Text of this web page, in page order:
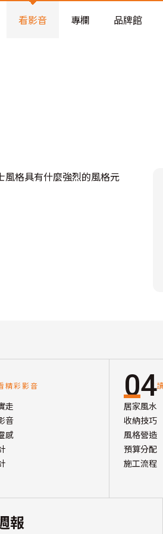
配與高 CP 值煥新術
看影音 專欄 品牌館
風格具有什麼強烈的風格元
精彩影音
走
音
感
04
居家風水
收納技巧
風格營造
預算分配
施工流程
報